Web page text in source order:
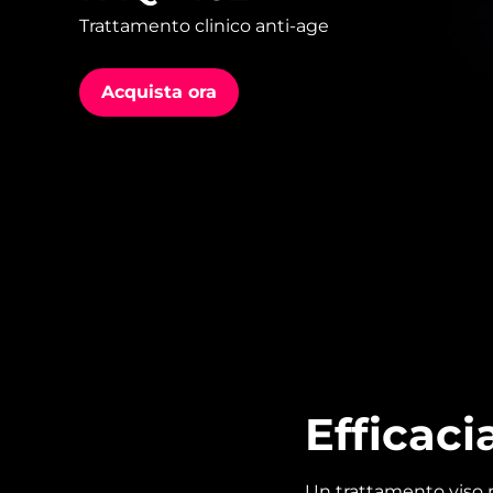
Trattamento clinico anti-age
Acquista ora
issa™ Teeth Whitening Set